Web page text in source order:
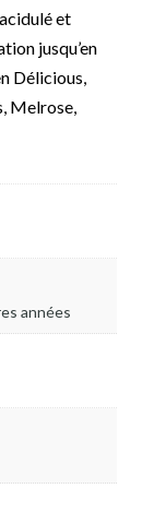
et
jusqu’en
Délicious,
Melrose,
années